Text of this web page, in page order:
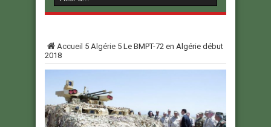
Accueil 5 Algérie 5 Le BMPT-72 en Algérie début
2018